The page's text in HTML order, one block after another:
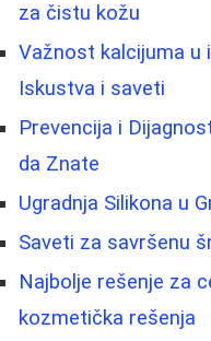
za čistu kožu
Važnost kalcijuma u
Iskustva i saveti
Prevencija i
da Znate
Ugradnja Silikona u
Saveti za savršenu
Najbolje rešenje za
kozmetička rešenja